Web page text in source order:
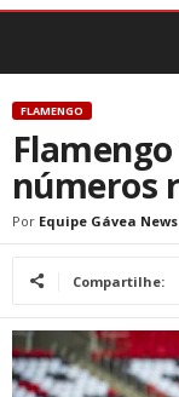
FLAMENGO
números
Por Equipe Gávea News
Compartilhe: